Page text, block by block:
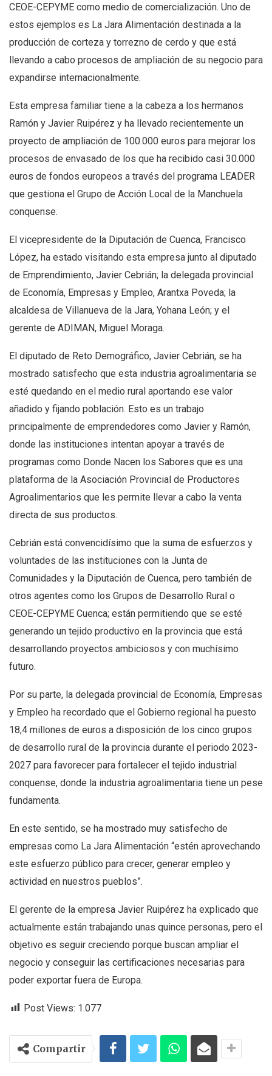
CEOE-CEPYME como medio de comercialización. Uno de
estos ejemplos es La Jara Alimentación destinada a la
producción de corteza y torrezno de cerdo y que está
llevando a cabo procesos de ampliación de su negocio para
expandirse internacionalmente.
Esta empresa familiar tiene a la cabeza a los hermanos
Ramón y Javier Ruipérez y ha llevado recientemente un
proyecto de ampliación de 100.000 euros para mejorar los
procesos de envasado de los que ha recibido casi 30.000
euros de fondos europeos a través del programa LEADER
que gestiona el Grupo de Acción Local de la Manchuela
conquense.
El vicepresidente de la Diputación de Cuenca, Francisco
López, ha estado visitando esta empresa junto al diputado
de Emprendimiento, Javier Cebrián; la delegada provincial
de Economía, Empresas y Empleo, Arantxa Poveda; la
alcaldesa de Villanueva de la Jara, Yohana León; y el
gerente de ADIMAN, Miguel Moraga.
El diputado de Reto Demográfico, Javier Cebrián, se ha
mostrado satisfecho que esta industria agroalimentaria se
esté quedando en el medio rural aportando ese valor
añadido y fijando población. Esto es un trabajo
principalmente de emprendedores como Javier y Ramón,
donde las instituciones intentan apoyar a través de
programas como Donde Nacen los Sabores que es una
plataforma de la Asociación Provincial de Productores
Agroalimentarios que les permite llevar a cabo la venta
directa de sus productos.
Cebrián está convencidísimo que la suma de esfuerzos y
voluntades de las instituciones con la Junta de
Comunidades y la Diputación de Cuenca, pero también de
otros agentes como los Grupos de Desarrollo Rural o
CEOE-CEPYME Cuenca; están permitiendo que se esté
generando un tejido productivo en la provincia que está
desarrollando proyectos ambiciosos y con muchísimo
futuro.
Por su parte, la delegada provincial de Economía, Empresas
y Empleo ha recordado que el Gobierno regional ha puesto
18,4 millones de euros a disposición de los cinco grupos
de desarrollo rural de la provincia durante el periodo 2023-
2027 para favorecer para fortalecer el tejido industrial
conquense, donde la industria agroalimentaria tiene un pese
fundamenta.
En este sentido, se ha mostrado muy satisfecho de
empresas como La Jara Alimentación “estén aprovechando
este esfuerzo público para crecer, generar empleo y
actividad en nuestros pueblos”.
El gerente de la empresa Javier Ruipérez ha explicado que
actualmente están trabajando unas quince personas, pero el
objetivo es seguir creciendo porque buscan ampliar el
negocio y conseguir las certificaciones necesarias para
poder exportar fuera de Europa.
Post Views: 1.077
Compartir